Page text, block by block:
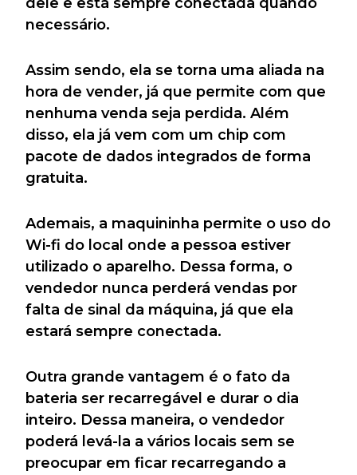
necessário.
Assim sendo, ela se torna uma aliada na
hora de vender, já que permite com que
nenhuma venda seja perdida. Além
disso, ela já vem com um chip com
pacote de dados integrados de forma
gratuita.
Ademais, a maquininha permite o uso do
Wi-fi do local onde a pessoa estiver
utilizado o aparelho. Dessa forma, o
vendedor nunca perderá vendas por
falta de sinal da máquina, já que ela
estará sempre conectada.
Outra grande vantagem é o fato da
bateria ser recarregável e durar o dia
inteiro. Dessa maneira, o vendedor
poderá levá-la a vários locais sem se
preocupar em ficar recarregando a